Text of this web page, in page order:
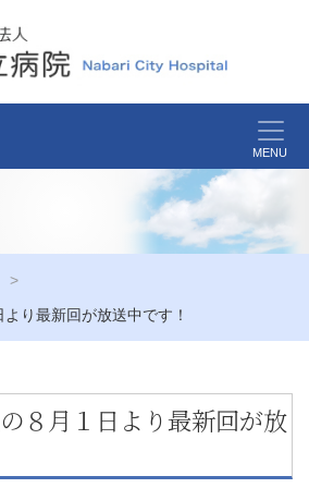
MENU
り最新回が放送中です！
８月１日より最新回が放